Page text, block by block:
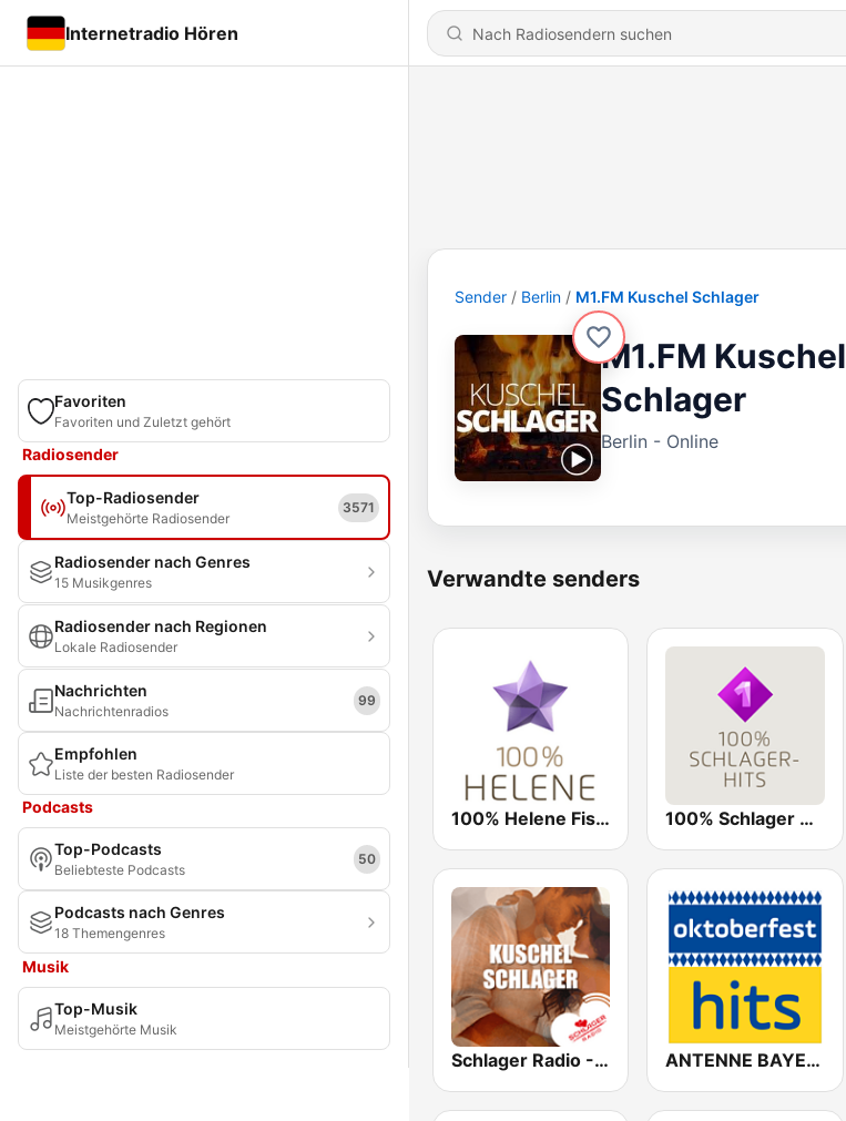
Internetradio Hören
Favoriten
Favoriten und Zuletzt gehört
Radiosender
Top-Radiosender
Meistgehörte Radiosender
3571
Radiosender nach Genres
15 Musikgenres
Radiosender nach Regionen
Lokale Radiosender
Nachrichten
Nachrichtenradios
99
Empfohlen
Liste der besten Radiosender
Podcasts
Top-Podcasts
Beliebteste Podcasts
50
Podcasts nach Genres
18 Themengenres
Musik
Top-Musik
Meistgehörte Musik
Sender Berlin M1.FM Kuschel Schlager
M1.FM Kuschel
Schlager
Berlin - Online
Verwandte senders
100% Helene Fischer 100% Schlager Hits
Schlager Radio - Kuschel-Schlager ANTENNE BAYERN Oktoberfest Hits